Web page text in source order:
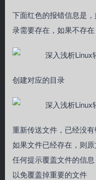
下面红色的报错信息是
录需要存在，如果不存
创建对应的目录
重新传送文件，已经没
如果文件已经存在，则
任何提示覆盖文件的信
以免覆盖掉重要的文件